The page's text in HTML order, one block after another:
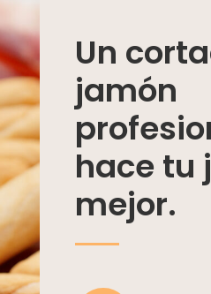
Un
jamón
hace tu
mejor.